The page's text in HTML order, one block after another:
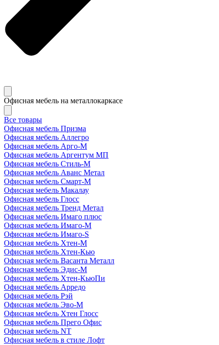
Офисная мебель на металлокаркасе
Все товары
Офисная мебель Призма
Офисная мебель Аллегро
Офисная мебель Арго-М
Офисная мебель Аргентум МП
Офисная мебель Стиль-М
Офисная мебель Аванс Метал
Офисная мебель Смарт-М
Офисная мебель Макалау
Офисная мебель Глосс
Офисная мебель Тренд Метал
Офисная мебель Имаго плюс
Офисная мебель Имаго-М
Офисная мебель Имаго-S
Офисная мебель Хтен-M
Офисная мебель Хтен-Кью
Офисная мебель Васанта Металл
Офисная мебель Эдис-M
Офисная мебель Хтен-КьюПи
Офисная мебель Арредо
Офисная мебель Рэй
Офисная мебель Эво-M
Офисная мебель Хтен Глосс
Офисная мебель Прего Офис
Офисная мебель NT
Офисная мебель в стиле Лофт